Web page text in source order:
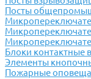
Посты
Блоки
Элементы
Пожарные